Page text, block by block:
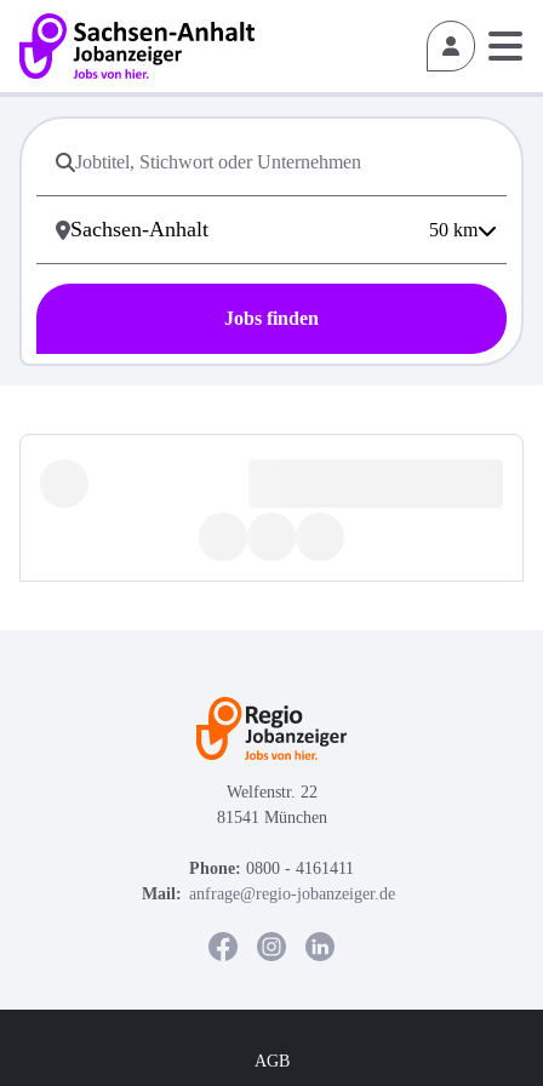
50 km
Jobs finden
Welfenstr. 22
81541 München
Phone: 0800 - 4161411
Mail: anfrage@regio-jobanzeiger.de
AGB